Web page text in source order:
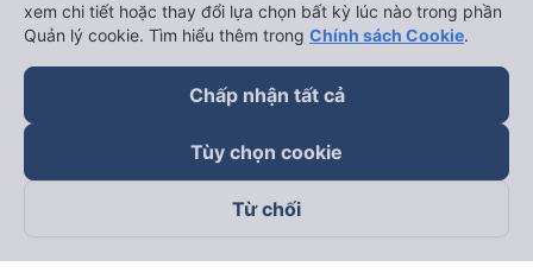
Theo dõi chúng tôi trên
xem chi tiết hoặc thay đổi lựa chọn bất kỳ lúc nào trong phần
Quản lý cookie. Tìm hiểu thêm trong Chính sách Cookie.
Chấp nhận tất cả
Tùy chọn cookie
Từ chối